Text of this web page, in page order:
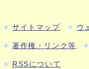
サイトマップ ウ
著作権・リンク等
RSSについて